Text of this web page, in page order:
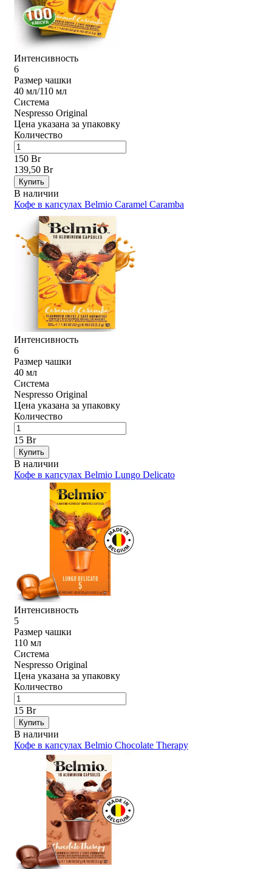
Интенсивность
6
Размер чашки
40 мл/110 мл
Система
Nespresso Original
Цена указана за упаковку
Количество
150 Br
139,50 Br
Купить
В наличии
Кофе в капсулах Belmio Caramel Caramba
Интенсивность
6
Размер чашки
40 мл
Система
Nespresso Original
Цена указана за упаковку
Количество
15 Br
Купить
В наличии
Кофе в капсулах Belmio Lungo Delicato
Интенсивность
5
Размер чашки
110 мл
Система
Nespresso Original
Цена указана за упаковку
Количество
15 Br
Купить
В наличии
Кофе в капсулах Belmio Chocolate Therapy